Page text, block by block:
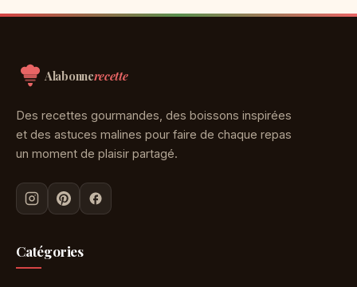
contenu
Alabonnerecette
Des recettes gourmandes, des boissons inspirées
et des astuces malines pour faire de chaque repas
un moment de plaisir partagé.
Catégories